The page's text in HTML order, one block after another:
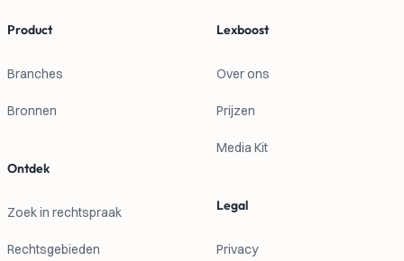
Product
Branches
Bronnen
Ontdek
Zoek in rechtspraak
Rechtsgebieden
Lexboost
Over ons
Prijzen
Media Kit
Legal
Privacy